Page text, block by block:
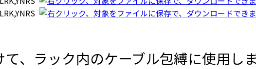
、ラック内のケーブル包縛に使用しま